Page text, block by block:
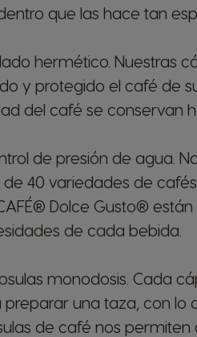
que las hace tan
hermético. Nuestras
y protegido el café de
del café se conservan
de presión de agua.
40 variedades de
Dolce Gusto®
de cada bebida.
monodosis. Cada
preparar una taza, con lo
de café nos permiten